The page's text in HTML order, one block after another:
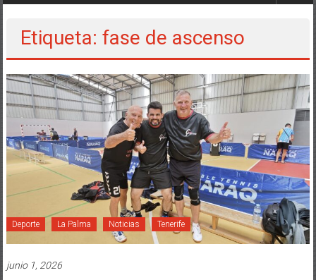
Etiqueta: fase de ascenso
Deporte La Palma Noticias Tenerife
junio 1, 2026